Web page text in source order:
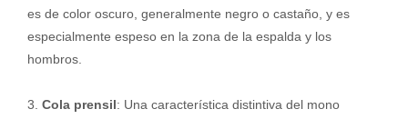
es de color oscuro, generalmente negro o castaño, y es
especialmente espeso en la zona de la espalda y los
hombros.
3. Cola prensil: Una característica distintiva del mono